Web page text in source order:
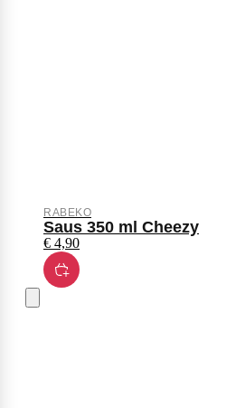
RABEKO
Saus 350 ml Cheezy
€ 4,90